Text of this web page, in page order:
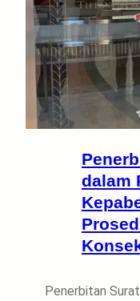
dalam
Penerbitan